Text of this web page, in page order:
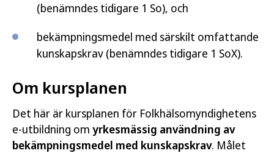
(benämndes tidigare 1 So), och
bekämpningsmedel med särskilt omfattande
kunskapskrav (benämndes tidigare 1 SoX).
Om kursplanen
Det här är kursplanen för Folkhälsomyndighetens
e-utbildning om yrkesmässig användning av
bekämpningsmedel med kunskapskrav. Målet